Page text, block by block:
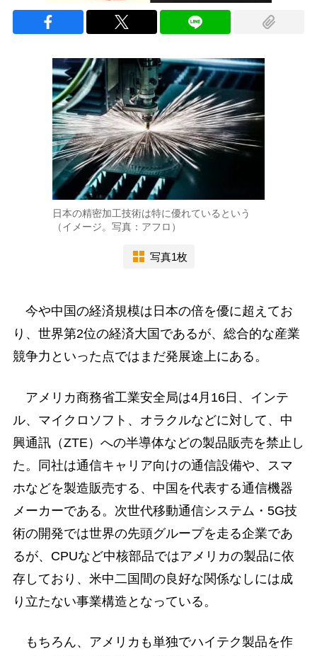
日本の精密加工技術は特に優れているという
（イメージ。写真：アフロ）
写真1枚
今や中国の経済規模は日本の倍を優に超えてお
り、世界第2位の経済大国であるが、総合的な産業
競争力といった点ではまだ発展途上にある。
アメリカ商務省工業安全局は4月16日、インテ
ル、マイクロソフト、オラクルなどに対して、中
興通訊（ZTE）への半導体などの製品販売を禁止し
た。同社は通信キャリア向けの通信設備や、スマ
ホなどを製造販売する、中国を代表する通信機器
メーカーである。次世代移動通信システム・5G技
術の開発では世界の先頭グループを走る企業であ
るが、CPUなど中核部品ではアメリカの製品に依
存しており、米中二国間の良好な関係なしには成
り立たない事業構造となっている。
もちろん、アメリカも単独でハイテク製品を作